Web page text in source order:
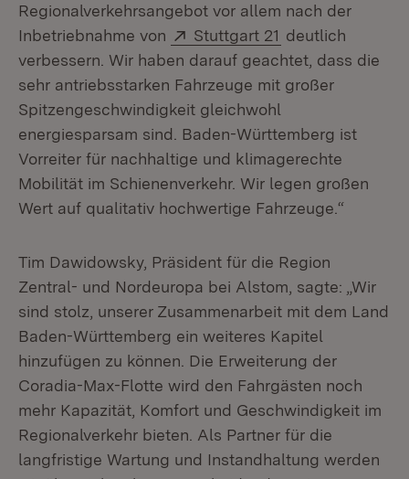
Regionalverkehrsangebot vor allem nach der
Inbetriebnahme von
Extern:
Stuttgart 21 (Öffnet in
deutlich
verbessern. Wir haben darauf geachtet, dass die
sehr antriebsstarken Fahrzeuge mit großer
Spitzengeschwindigkeit gleichwohl
energiesparsam sind. Baden-Württemberg ist
Vorreiter für nachhaltige und klimagerechte
Mobilität im Schienenverkehr. Wir legen großen
Wert auf qualitativ hochwertige Fahrzeuge.“
Tim Dawidowsky, Präsident für die Region
Zentral- und Nordeuropa bei Alstom, sagte: „Wir
sind stolz, unserer Zusammenarbeit mit dem Land
Baden-Württemberg ein weiteres Kapitel
hinzufügen zu können. Die Erweiterung der
Coradia-Max-Flotte wird den Fahrgästen noch
mehr Kapazität, Komfort und Geschwindigkeit im
Regionalverkehr bieten. Als Partner für die
langfristige Wartung und Instandhaltung werden